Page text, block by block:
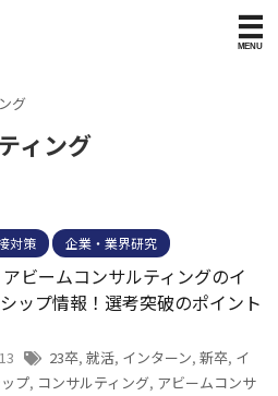
グ
ィング
対策 企業・業界研究
アビームコンサルティングのイ
ップ情報！選考突破のポイント
23卒, 就活, インターン, 新卒, イ
プ, コンサルティング, アビームコンサ